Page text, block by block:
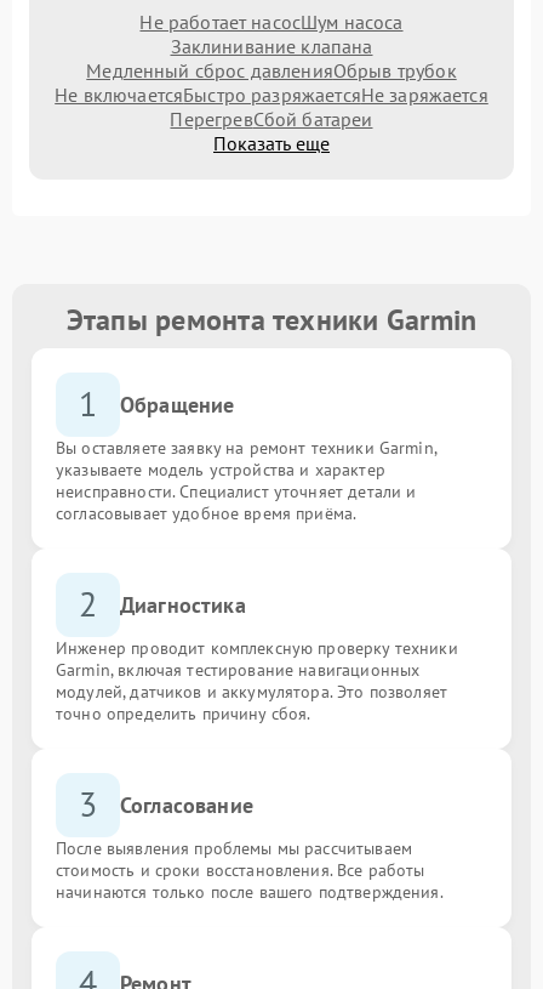
Не работает насосШум насоса
Заклинивание клапана
Медленный сброс давленияОбрыв трубок
Не включаетсяБыстро разряжаетсяНе заряжается
ПерегревСбой батареи
Показать еще
Этапы ремонта техники Garmin
1 Обращение
Вы оставляете заявку на ремонт техники Garmin,
указываете модель устройства и характер
неисправности. Специалист уточняет детали и
согласовывает удобное время приёма.
2 Диагностика
Инженер проводит комплексную проверку техники
Garmin, включая тестирование навигационных
модулей, датчиков и аккумулятора. Это позволяет
точно определить причину сбоя.
3 Согласование
После выявления проблемы мы рассчитываем
стоимость и сроки восстановления. Все работы
начинаются только после вашего подтверждения.
Ремонт